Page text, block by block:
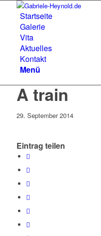
Startseite
Galerie
Vita
Aktuelles
Kontakt
Menü
A train
29. September 2014
Eintrag teilen